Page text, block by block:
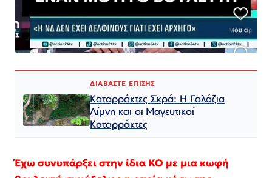
ΔΙΑΒΑΣΤΕ ΕΠΙΣΗΣ
Καταρράκτες Σκρά: Η Γαλάζια
Λίμνη και οι Μαγευτικοί
Καταρράκτες
Έχω συνυπάρξει στην ίδια ΚΟ με μια κωφή